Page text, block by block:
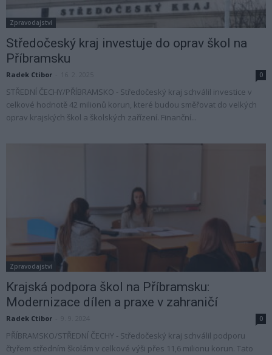
Zpravodajství
Středočeský kraj investuje do oprav škol na
Příbramsku
Radek Ctibor 0
STŘEDNÍ ČECHY/PŘÍBRAMSKO - Středočeský kraj schválil investice v
celkové hodnotě 42 milionů korun, které budou směřovat do velkých
oprav krajských škol a školských zařízení. Finanční...
Zpravodajství
Krajská podpora škol na Příbramsku:
Modernizace dílen a praxe v zahraničí
Radek Ctibor 0
PŘÍBRAMSKO/STŘEDNÍ ČECHY - Středočeský kraj schválil podporu
čtyřem středním školám v celkové výši přes 11,6 milionu korun. Tato